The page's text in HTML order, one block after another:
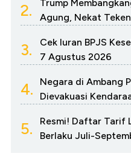
2.
Trump
Agung, Nekat
3.
Cek Iuran BPJS
7 Agustus 2026
4.
Negara di Ambang
Dievakuasi
5.
Resmi! Daftar Tarif
Berlaku Juli-